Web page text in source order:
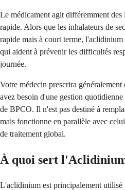
Le médicament agit différemment des
rapide. Alors que les inhalateurs de
rapide mais à court terme,
qui aident à prévenir les difficultés
journée.
Votre médecin prescrira
avez besoin d'une gestion
de BPCO. Il n'est pas destiné à
mais fonctionne en parallèle avec
de traitement global.
À quoi sert
L'aclidinium est principalement utilisé